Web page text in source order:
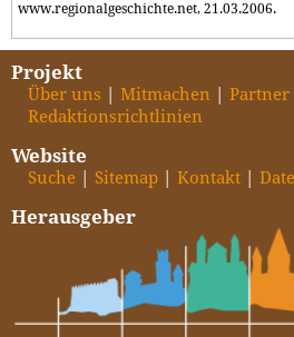
www.regionalgeschichte.net, 21.03.2006.
Projekt
Über uns Mitmachen
Partner
Redaktionsrichtlinien
Website
Suche Sitemap Kontakt
Herausgeber